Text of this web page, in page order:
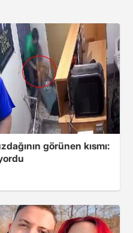
görünen kısmı: